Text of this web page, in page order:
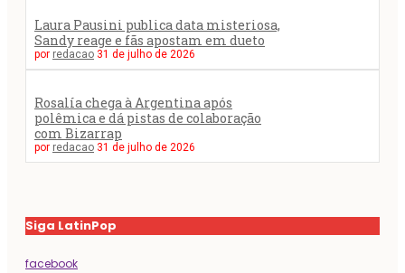
Laura Pausini publica data misteriosa,
Sandy reage e fãs apostam em dueto
por redacao 31 de julho de 2026
Rosalía chega à Argentina após
polêmica e dá pistas de colaboração
com Bizarrap
por redacao 31 de julho de 2026
Siga LatinPop
facebook